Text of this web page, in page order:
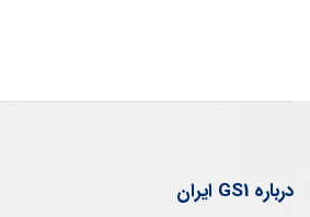
درباره GS1 ایران